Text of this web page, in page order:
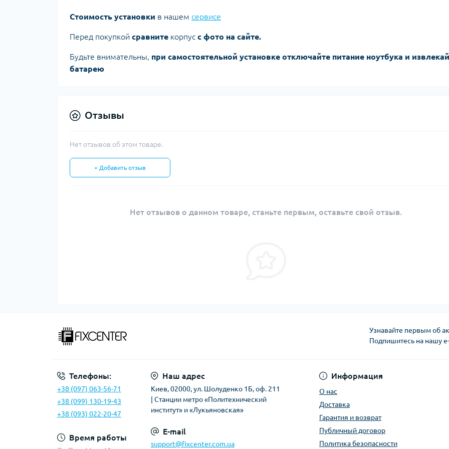
Стоимость установки в нашем сервисе
Перед покупкой сравните корпус с фото на сайте.
Будьте внимательны, при самостоятельной установке отключайте питание ноутбука и
батарею
Отзывы
Нет отзывов об этом товаре.
+ Добавить отзыв
Нет отзывов о данном товаре, станьте первым, оставьте свой отзыв.
Узнавайте первым об
Подпишитесь на нашу
Телефоны:
+38 (097) 063-56-71
+38 (099) 130-19-43
+38 (093) 022-20-47
Время работы
Наш адрес
Киев, 02000, ул. Шолуденко 1Б, оф. 211
| Станции метро «Политехнический
институт» и «Лукьяновская»
E-mail
support@fixcenter.com.ua
Информация
О нас
Доставка
Гарантия и возврат
Публичный договор
Политика безопасности